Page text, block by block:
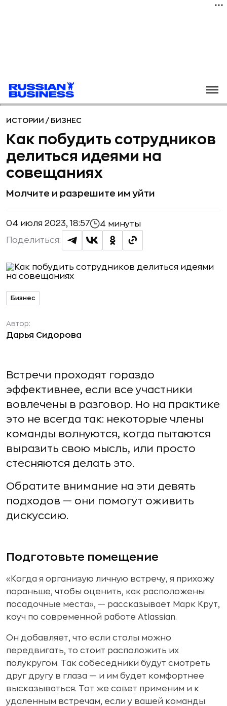
ИСТОРИИ / БИЗНЕС
Как побудить сотрудников
делиться идеями на
совещаниях
Молчите и разрешите им уйти
04 июля 2023, 18:57 4 минуты
Поделиться:
Бизнес
Автор:
Дарья Сидорова
Встречи проходят гораздо
эффективнее, если все участники
вовлечены в разговор. Но на практике
это не всегда так: некоторые члены
команды волнуются, когда пытаются
выразить свою мысль, или просто
стесняются делать это.
Обратите внимание на эти девять
подходов — они помогут оживить
дискуссию.
Подготовьте помещение
«Когда я организую личную встречу, я прихожу
пораньше, чтобы оценить, как расположены
посадочные места», — рассказывает Марк Крут,
коуч по современной работе Atlassian.
Он добавляет, что если столы можно
передвигать, то стоит расположить их
полукругом. Так собеседники будут смотреть
друг другу в глаза — и им будет комфортнее
высказываться. Тот же совет применим и к
удаленным встречам, если у вашей команды